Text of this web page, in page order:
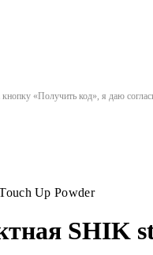
«Получить код», я даю
Up Powder
SHIK